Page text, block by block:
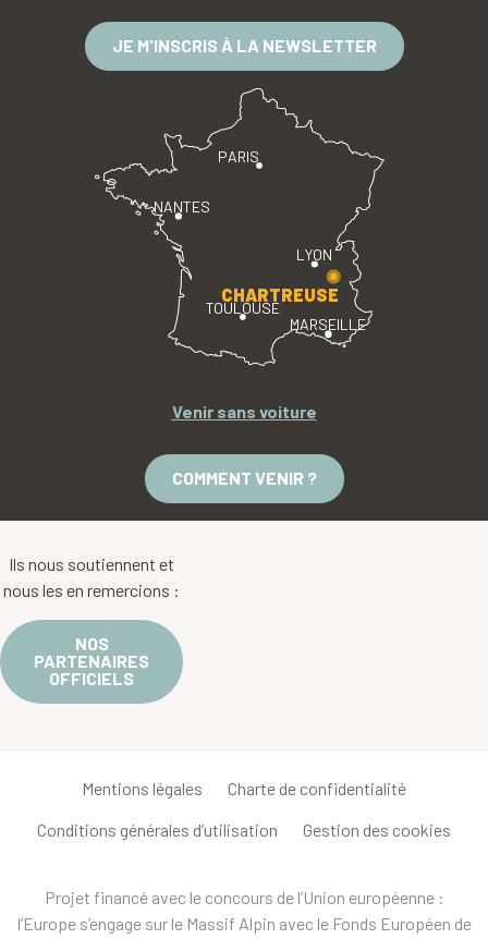
JE M'INSCRIS À LA NEWSLETTER
PARIS
LYON
TOULOUSE
MARSEILLE
NANTES
CHARTREUSE
Venir sans voiture
COMMENT VENIR ?
Ils nous soutiennent et
nous les en remercions :
NOS
PARTENAIRES
OFFICIELS
Mentions légales Charte de confidentialité
Conditions générales d’utilisation Gestion des cookies
Projet financé avec le concours de l’Union européenne :
l’Europe s’engage sur le Massif Alpin avec le Fonds Européen de